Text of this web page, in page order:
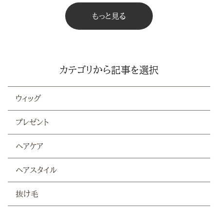
プレゼント
ヘアスタイル
薄毛
もっと見る
カテゴリから記事を選択
ウィッグ
プレゼント
ヘアケア
ヘアスタイル
抜け毛